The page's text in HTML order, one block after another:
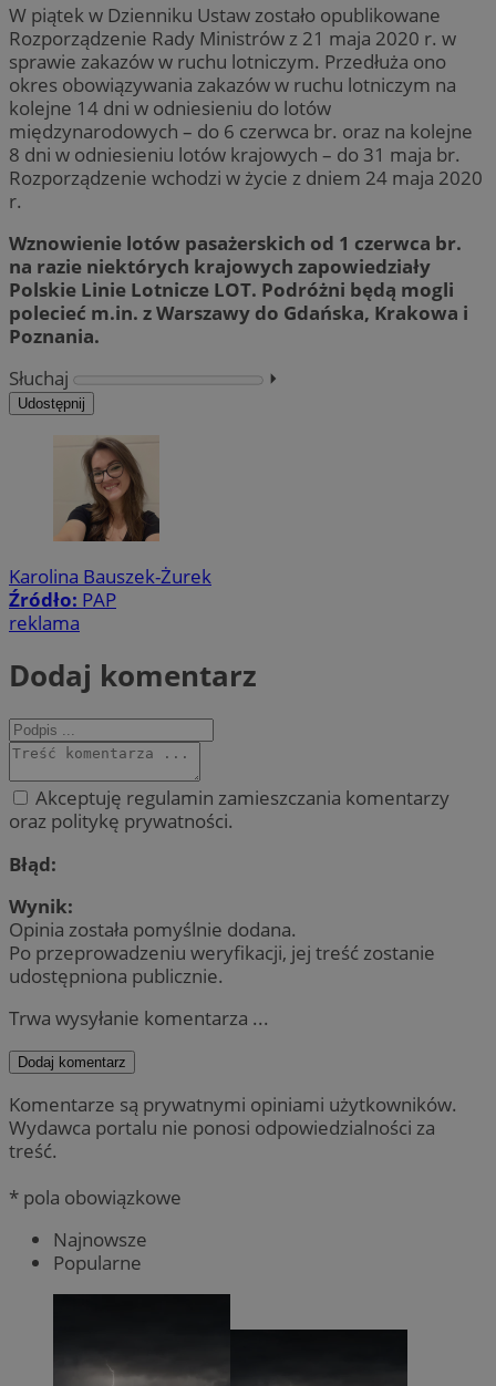
W piątek w Dzienniku Ustaw zostało opublikowane
Rozporządzenie Rady Ministrów z 21 maja 2020 r. w
sprawie zakazów w ruchu lotniczym. Przedłuża ono
okres obowiązywania zakazów w ruchu lotniczym na
kolejne 14 dni w odniesieniu do lotów
międzynarodowych – do 6 czerwca br. oraz na kolejne
8 dni w odniesieniu lotów krajowych – do 31 maja br.
Rozporządzenie wchodzi w życie z dniem 24 maja 2020
r.
Wznowienie lotów pasażerskich od 1 czerwca br.
na razie niektórych krajowych zapowiedziały
Polskie Linie Lotnicze LOT. Podróżni będą mogli
polecieć m.in. z Warszawy do Gdańska, Krakowa i
Poznania.
Słuchaj
⏵︎
Udostępnij
Karolina Bauszek-Żurek
Źródło: PAP
reklama
Dodaj komentarz
Akceptuję regulamin zamieszczania komentarzy
oraz politykę prywatności.
Błąd:
Wynik:
Opinia została pomyślnie dodana.
Po przeprowadzeniu weryfikacji, jej treść zostanie
udostępniona publicznie.
Trwa wysyłanie komentarza ...
Dodaj komentarz
Komentarze są prywatnymi opiniami użytkowników.
Wydawca portalu nie ponosi odpowiedzialności za
treść.
* pola obowiązkowe
Najnowsze
Popularne